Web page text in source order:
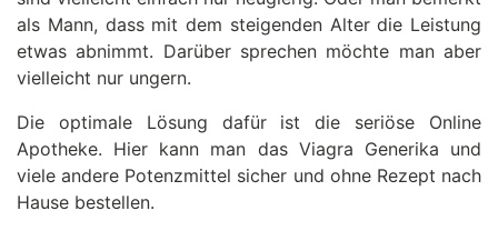
als Mann, dass mit dem steigenden Alter die Leistung
etwas abnimmt. Darüber sprechen möchte man aber
vielleicht nur ungern.
Die optimale Lösung dafür ist die seriöse Online
Apotheke. Hier kann man das Viagra Generika und
viele andere Potenzmittel sicher und ohne Rezept nach
Hause bestellen.